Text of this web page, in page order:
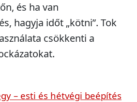
és ha van
hagyja időt „kötni”. Tok
csökkenti a
– esti és hétvégi beépítés